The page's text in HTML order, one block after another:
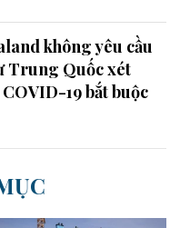
không yêu cầu
Trung Quốc xét
19 bắt buộc